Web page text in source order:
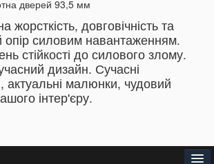
дверей 93,5 мм
жорсткість, довговічність та
силовим навантаженням.
стійкості до силового злому.
дизайн. Сучасні
актуальні малюнки, чудовий
інтер'єру.